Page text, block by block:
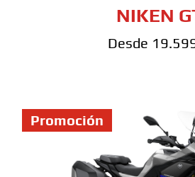
NIKEN
Desde
Promoción